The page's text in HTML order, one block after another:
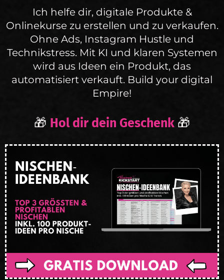
Ich helfe dir, digitale Produkte &
Onlinekurse zu erstellen und zu verkaufen.
Ohne Ads, Instagram Hustle und
Technikstress. Mit KI und klaren Systemen
wird aus Ideen ein Produkt, das
automatisiert verkauft. Build your digital
Empire!
🎁 Hol dir dein Geschenk 🎁